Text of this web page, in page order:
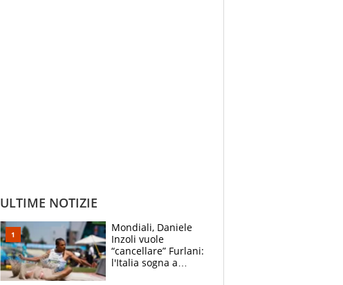
ULTIME NOTIZIE
Mondiali, Daniele
Inzoli vuole
“cancellare” Furlani:
l'Italia sogna a